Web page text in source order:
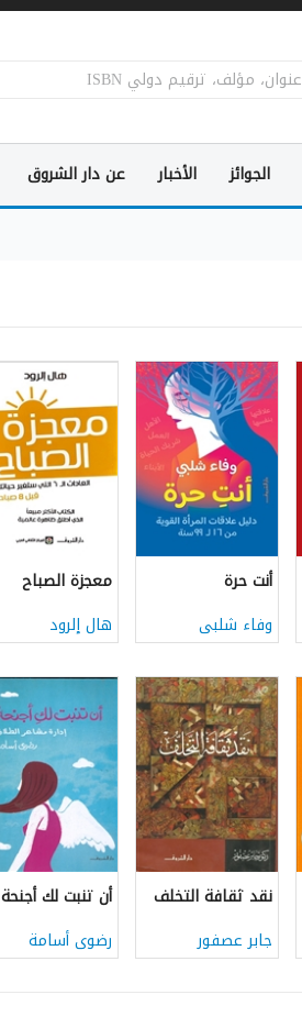
الجوائز الأخبار عن دار الشروق
أنت حرة
وفاء شلبى
معجزة الصباح
هال إلرود
نقد ثقافة التخلف
جابر عصفور
أن تنبت لك أجنحة
رضوى أسامة